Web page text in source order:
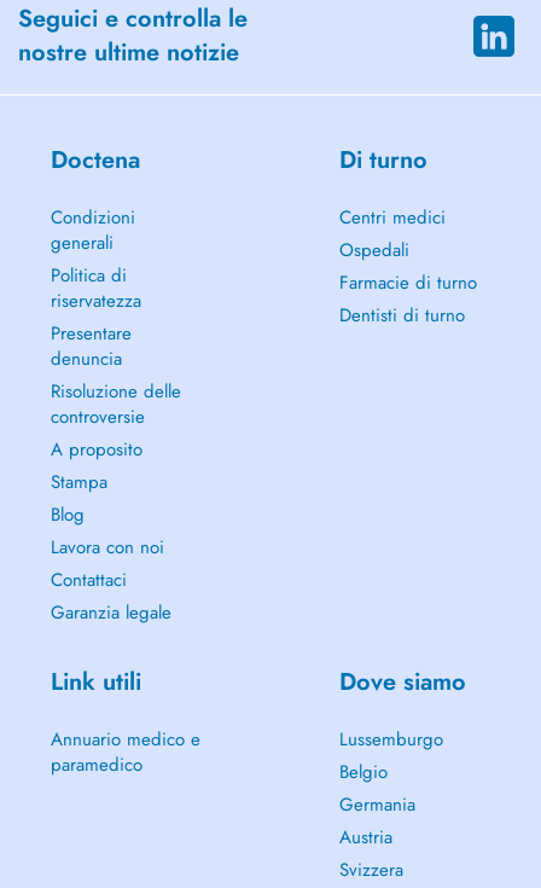
Seguici e controlla le
nostre ultime notizie
Doctena
Condizioni
generali
Politica di
riservatezza
Presentare
denuncia
Risoluzione delle
controversie
A proposito
Stampa
Blog
Lavora con noi
Contattaci
Garanzia legale
Di turno
Centri medici
Ospedali
Farmacie di turno
Dentisti di turno
Link utili
Annuario medico e
paramedico
Dove siamo
Lussemburgo
Belgio
Germania
Austria
Svizzera